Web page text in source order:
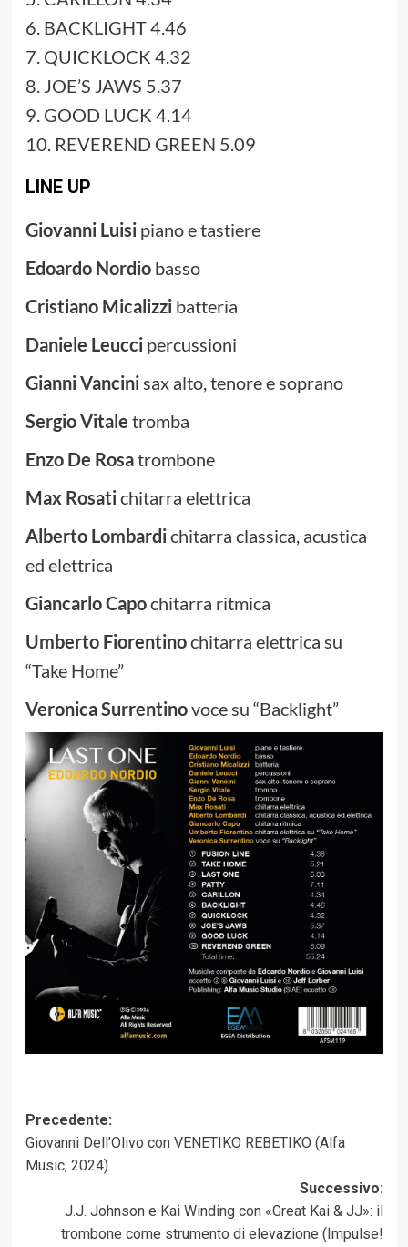
6. BACKLIGHT 4.46
7. QUICKLOCK 4.32
8. JOE’S JAWS 5.37
9. GOOD LUCK 4.14
10. REVEREND GREEN 5.09
LINE UP
Giovanni Luisipiano e tastiere
Edoardo Nordiobasso
Cristiano Micalizzibatteria
Daniele Leuccipercussioni
Gianni Vancinisax alto, tenore e soprano
Sergio Vitale tromba
Enzo De Rosatrombone
Max Rosatichitarra elettrica
Alberto Lombardichitarra classica, acustica
ed elettrica
Giancarlo Capochitarra ritmica
Umberto Fiorentinochitarra elettrica su
“Take Home”
Veronica Surrentinovoce su “Backlight”
Navigazione
articolo
Precedente:
Giovanni Dell’Olivo con VENETIKO REBETIKO (Alfa
Music, 2024)
Successivo:
J.J. Johnson e Kai Winding con «Great Kai & JJ»: il
trombone come strumento di elevazione (Impulse!